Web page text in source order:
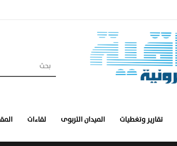
تقارير وتغطيات الميدان التربوى لقاءات